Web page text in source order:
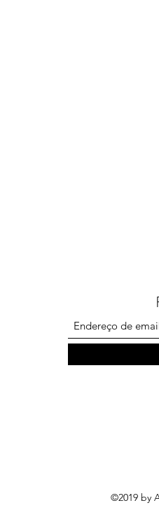
©2019 by